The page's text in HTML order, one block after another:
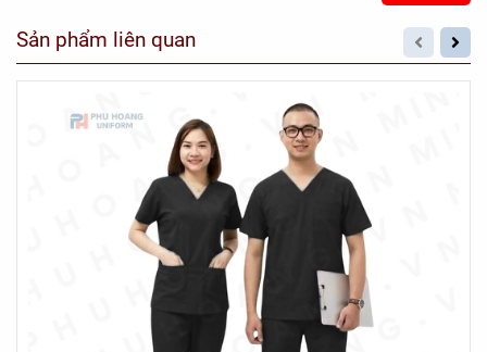
Sản phẩm liên quan